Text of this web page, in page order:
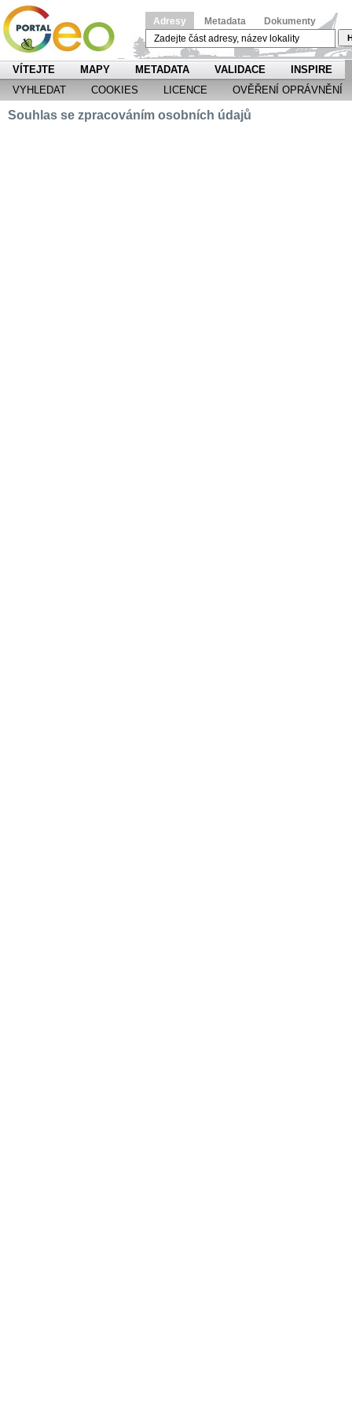
Adresy Metadata Dokumenty
VÍTEJTE MAPY METADATA VALIDACE
INSPIRE
VYHLEDAT
COOKIES LICENCE OVĚŘENÍ OPRÁVNĚNÍ
Souhlas se zpracováním osobních údajů